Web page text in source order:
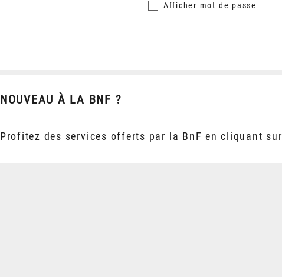
Afficher mot de passe
NOUVEAU À LA BNF ?
Profitez des services offerts par la BnF en cliquant sur